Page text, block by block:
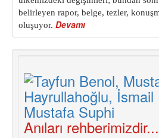
belirleyen rapor, belge, tezler,
oluşuyor. Devamı
Türkiye
Komünist
Kongre
Belgeleri
Anıları rehberimizdir...